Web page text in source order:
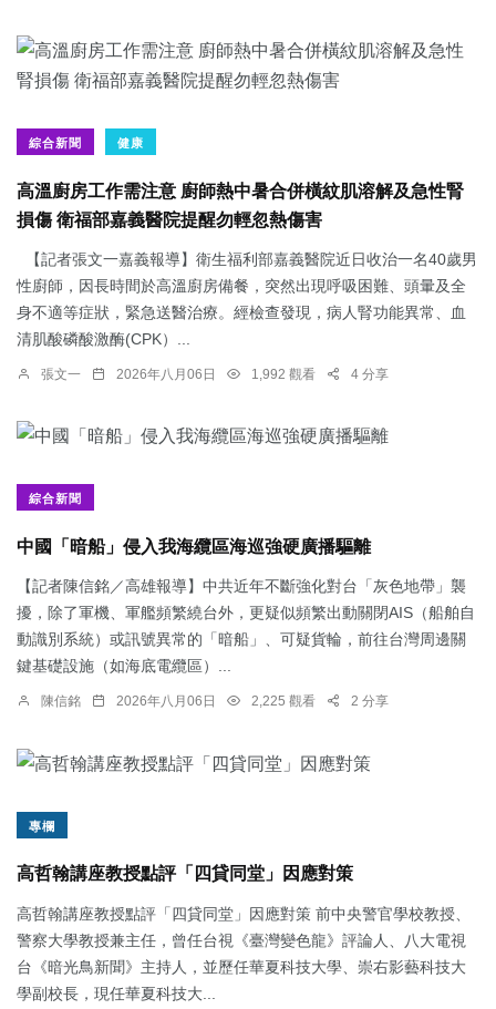
綜合新聞 健康
高溫廚房工作需注意 廚師熱中暑合併橫紋肌溶解及急性腎
損傷 衛福部嘉義醫院提醒勿輕忽熱傷害
【記者張文一嘉義報導】衛生福利部嘉義醫院近日收治一名40歲男
性廚師，因長時間於高溫廚房備餐，突然出現呼吸困難、頭暈及全
身不適等症狀，緊急送醫治療。經檢查發現，病人腎功能異常、血
清肌酸磷酸激酶(CPK）...
張文一 2026年八月06日 1,992 觀看 4 分享
綜合新聞
中國「暗船」侵入我海纜區海巡強硬廣播驅離
【記者陳信銘／高雄報導】中共近年不斷強化對台「灰色地帶」襲
擾，除了軍機、軍艦頻繁繞台外，更疑似頻繁出動關閉AIS（船舶自
動識別系統）或訊號異常的「暗船」、可疑貨輪，前往台灣周邊關
鍵基礎設施（如海底電纜區）...
陳信銘 2026年八月06日 2,225 觀看 2 分享
專欄
高哲翰講座教授點評「四貸同堂」因應對策
高哲翰講座教授點評「四貸同堂」因應對策 前中央警官學校教授、
警察大學教授兼主任，曾任台視《臺灣變色龍》評論人、八大電視
台《暗光鳥新聞》主持人，並歷任華夏科技大學、崇右影藝科技大
學副校長，現任華夏科技大...